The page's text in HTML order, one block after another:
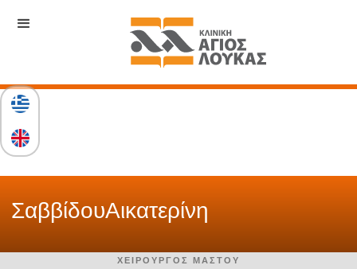
ΣαββίδουΑικατερίνη
ΧΕΙΡΟΥΡΓΌΣ ΜΑΣΤΟΎ